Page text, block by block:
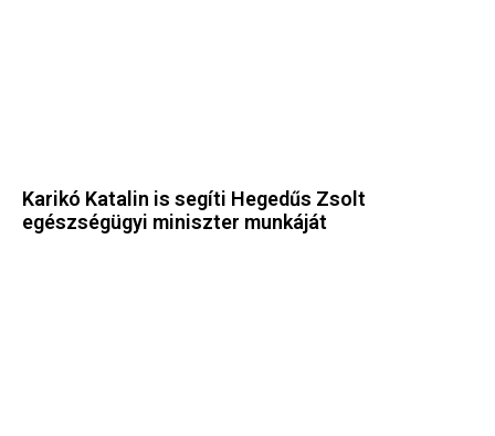
Karikó Katalin is segíti Hegedűs Zsolt
egészségügyi miniszter munkáját